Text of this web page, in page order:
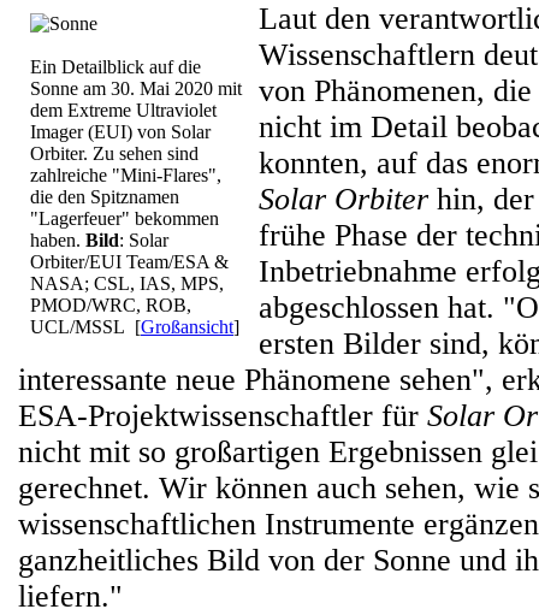
Ein Detailblick auf die
Sonne am 30. Mai 2020 mit
dem Extreme Ultraviolet
Imager (EUI) von Solar
Orbiter. Zu sehen sind
zahlreiche "Mini-Flares",
die den Spitznamen
"Lagerfeuer" bekommen
haben. Bild: Solar
Orbiter/EUI Team/ESA &
NASA; CSL, IAS, MPS,
PMOD/WRC, ROB,
UCL/MSSL [Großansicht]
Laut den
Wissenschaftlern
von Phänomenen,
nicht im Detail
konnten, auf das
Solar Orbiter hin, der
frühe Phase der
Inbetriebnahme
abgeschlossen hat.
ersten Bilder sind,
interessante neue Phänomene sehen",
ESA-Projektwissenschaftler für Solar
nicht mit so großartigen Ergebnissen
gerechnet. Wir können auch sehen, wie
wissenschaftlichen Instrumente
ganzheitliches Bild von der Sonne und
liefern."